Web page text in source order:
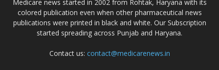
Domagk Smith Labs Pvt Ltd
Medicare news started in 2002 from Rohtak, Haryana with its
colored publication even when other pharmaceutical news
publications were printed in black and white. Our Subscription
started spreading across Punjab and Haryana.
Contact us: contact@medicarenews.in